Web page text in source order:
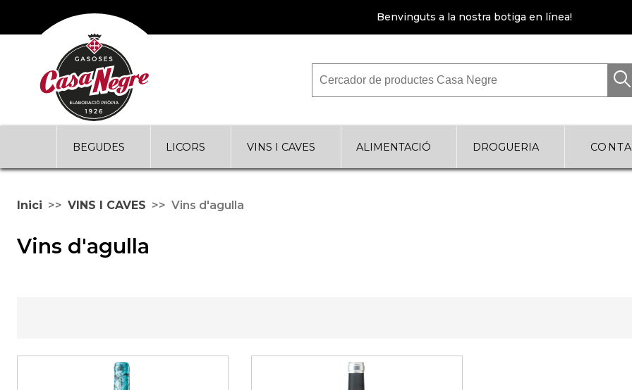
Benvinguts a la nostra botiga en línea!
BEGUDES LICORS VINS I CAVES ALIMENTACIÓ DROGUERIA
Inici VINS I CAVES Vins d'agulla
Vins d'agulla